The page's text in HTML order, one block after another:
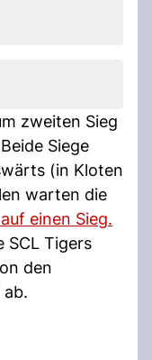
zweiten Sieg
Siege
(in Kloten
warten die
einen Sieg.
SCL Tigers
den
ab.